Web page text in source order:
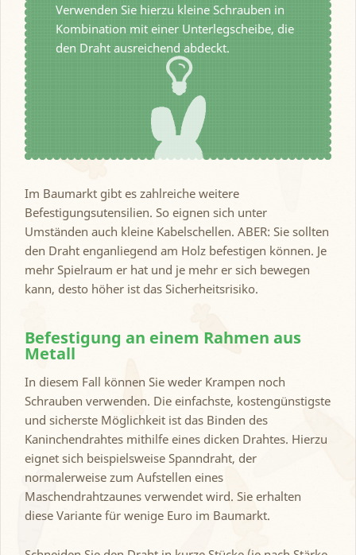
Verwenden Sie hierzu kleine Schrauben in
Kombination mit einer Unterlegscheibe, die
den Draht ausreichend abdeckt.
Im Baumarkt gibt es zahlreiche weitere
Befestigungsutensilien. So eignen sich unter
Umständen auch kleine Kabelschellen. ABER: Sie sollten
den Draht enganliegend am Holz befestigen können. Je
mehr Spielraum er hat und je mehr er sich bewegen
kann, desto höher ist das Sicherheitsrisiko.
Befestigung an einem Rahmen aus
Metall
In diesem Fall können Sie weder Krampen noch
Schrauben verwenden. Die einfachste, kostengünstigste
und sicherste Möglichkeit ist das Binden des
Kaninchendrahtes mithilfe eines dicken Drahtes. Hierzu
eignet sich beispielsweise Spanndraht, der
normalerweise zum Aufstellen eines
Maschendrahtzaunes verwendet wird. Sie erhalten
diese Variante für wenige Euro im Baumarkt.